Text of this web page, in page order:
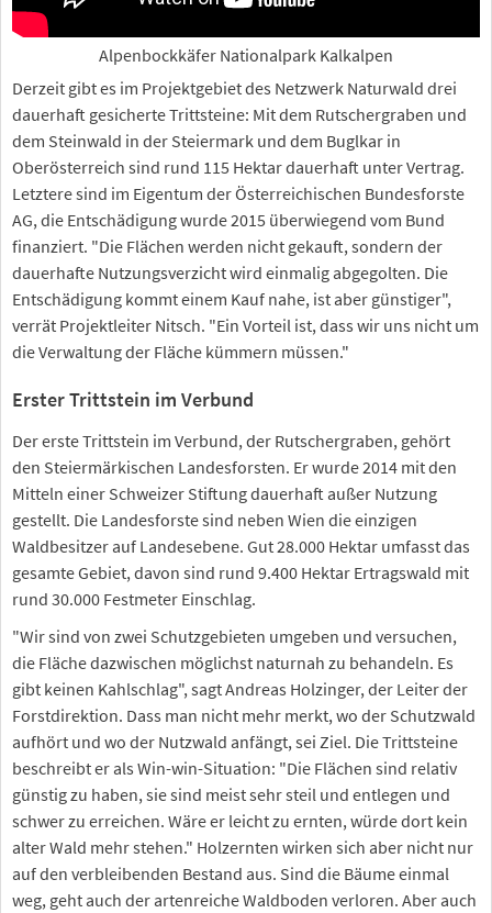
Alpenbockkäfer Nationalpark Kalkalpen
Derzeit gibt es im Projektgebiet des Netzwerk Naturwald drei
dauerhaft gesicherte Trittsteine: Mit dem Rutschergraben und
dem Steinwald in der Steiermark und dem Buglkar in
Oberösterreich sind rund 115 Hektar dauerhaft unter Vertrag.
Letztere sind im Eigentum der Österreichischen Bundesforste
AG, die Entschädigung wurde 2015 überwiegend vom Bund
finanziert. "Die Flächen werden nicht gekauft, sondern der
dauerhafte Nutzungsverzicht wird einmalig abgegolten. Die
Entschädigung kommt einem Kauf nahe, ist aber günstiger",
verrät Projektleiter Nitsch. "Ein Vorteil ist, dass wir uns nicht um
die Verwaltung der Fläche kümmern müssen."
Erster Trittstein im Verbund
Der erste Trittstein im Verbund, der Rutschergraben, gehört
den Steiermärkischen Landesforsten. Er wurde 2014 mit den
Mitteln einer Schweizer Stiftung dauerhaft außer Nutzung
gestellt. Die Landesforste sind neben Wien die einzigen
Waldbesitzer auf Landesebene. Gut 28.000 Hektar umfasst das
gesamte Gebiet, davon sind rund 9.400 Hektar Ertragswald mit
rund 30.000 Festmeter Einschlag.
"Wir sind von zwei Schutzgebieten umgeben und versuchen,
die Fläche dazwischen möglichst naturnah zu behandeln. Es
gibt keinen Kahlschlag", sagt Andreas Holzinger, der Leiter der
Forstdirektion. Dass man nicht mehr merkt, wo der Schutzwald
aufhört und wo der Nutzwald anfängt, sei Ziel. Die Trittsteine
beschreibt er als Win-win-Situation: "Die Flächen sind relativ
günstig zu haben, sie sind meist sehr steil und entlegen und
schwer zu erreichen. Wäre er leicht zu ernten, würde dort kein
alter Wald mehr stehen." Holzernten wirken sich aber nicht nur
auf den verbleibenden Bestand aus. Sind die Bäume einmal
weg, geht auch der artenreiche Waldboden verloren. Aber auch